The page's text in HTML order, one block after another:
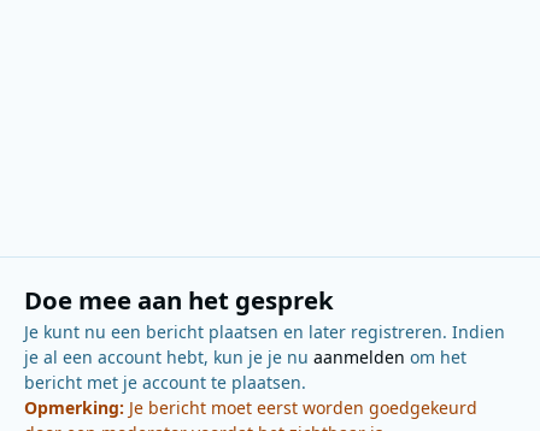
Doe mee aan het gesprek
Je kunt nu een bericht plaatsen en later registreren. Indien
je al een account hebt, kun je je nu aanmelden om het
bericht met je account te plaatsen.
Opmerking: Je bericht moet eerst worden goedgekeurd